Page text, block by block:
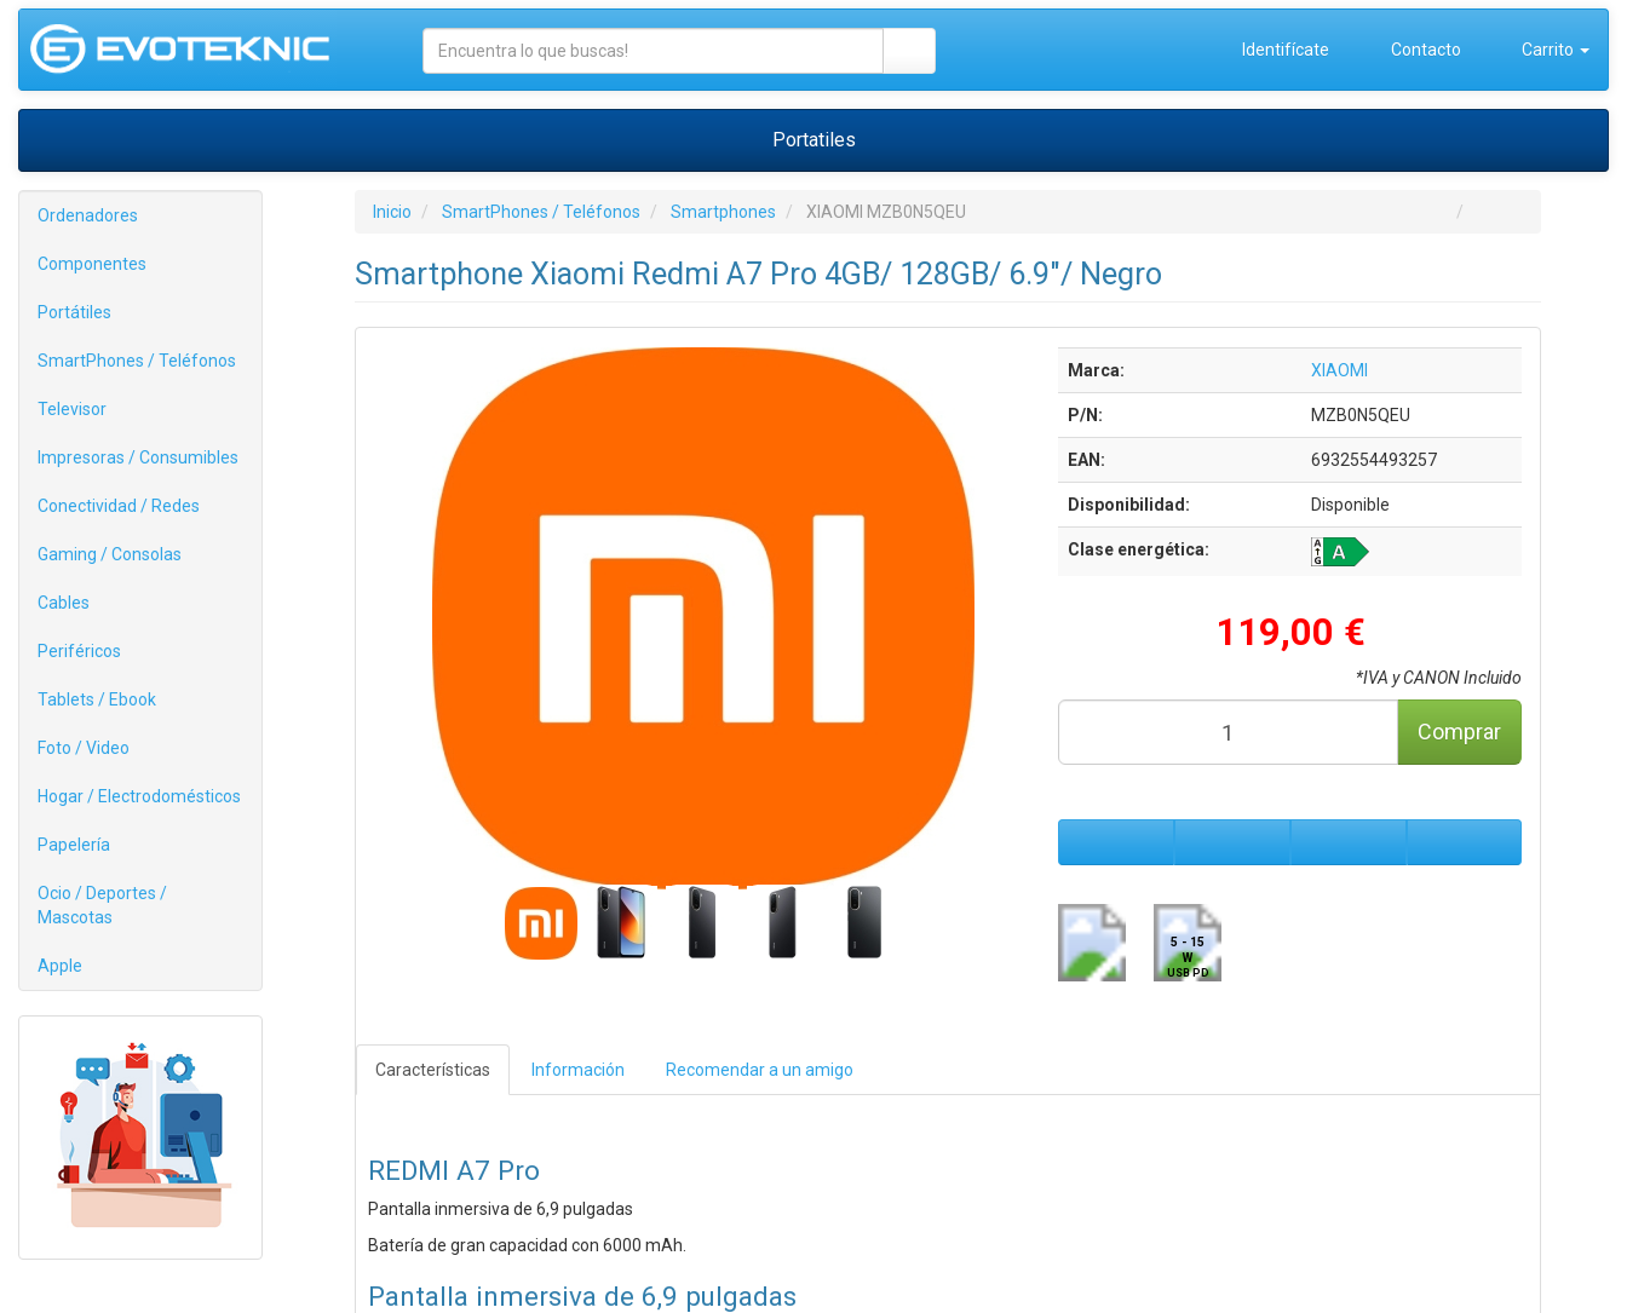
Identifícate Contacto Carrito
Portatiles
Ordenadores
Componentes
Portátiles
SmartPhones / Teléfonos
Televisor
Impresoras / Consumibles
Conectividad / Redes
Gaming / Consolas
Cables
Periféricos
Tablets / Ebook
Foto / Video
Hogar / Electrodomésticos
Papelería
Ocio / Deportes /
Mascotas
Apple
Inicio SmartPhones / Teléfonos Smartphones XIAOMI MZB0N5QEU
Smartphone Xiaomi Redmi A7 Pro 4GB/ 128GB/ 6.9"/ Negro
Marca: XIAOMI
P/N: MZB0N5QEU
EAN: 6932554493257
Disponibilidad: Disponible
Clase energética:
119,00 €
*IVA y CANON Incluido
Comprar
5 - 15
W
USB PD
Características Información Recomendar a un amigo
REDMI A7 Pro
Pantalla inmersiva de 6,9 ​​pulgadas
Batería de gran capacidad con 6000 mAh.
Pantalla inmersiva de 6,9 ​​pulgadas